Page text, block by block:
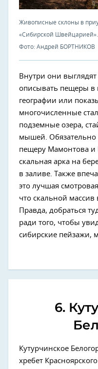
Живописные склоны в
«Сибирской Швейцарией».
Фото: Андрей БОРТНИКОВ
Внутри они
описывать пещеры в
географии или
многочисленные
подземные озера,
мышей. Обязательно
пещеру Мамонтова и
скальная арка на
в заливе. Также
это лучшая
что скальной
Правда, добраться
ради того, чтобы
сибирские пейзажи,
6.
Кутурчинское
хребет